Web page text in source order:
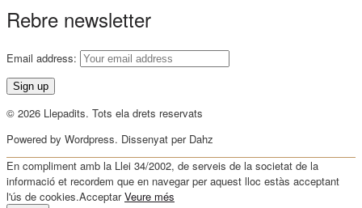
Rebre newsletter
Email address:
© 2026 Llepadits. Tots ela drets reservats
Powered by Wordpress. Dissenyat per Dahz
En compliment amb la Llei 34/2002, de serveis de la societat de la
informació et recordem que en navegar per aquest lloc estàs acceptant
l'ús de cookies.Acceptar Veure més